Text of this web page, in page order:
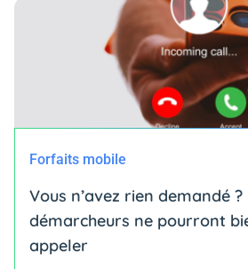
Forfaits mobile
Vous n’avez rien demandé ?
démarcheurs ne pourront
appeler